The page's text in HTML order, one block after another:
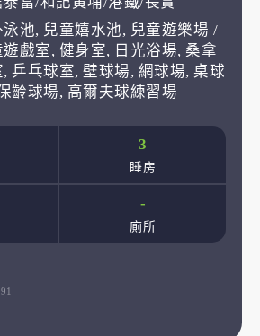
泳池, 兒童嬉水池, 兒童遊樂場 /
遊戲室, 健身室, 日光浴場, 桑拿
, 乒乓球室, 壁球場, 網球場, 桌球
齡球場, 高爾夫球練習場
3
睡房
-
廁所